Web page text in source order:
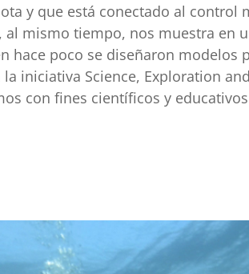
y que está conectado al control
mismo tiempo, nos muestra en
hace poco se diseñaron modelos
iniciativa Science, Exploration
con fines científicos y